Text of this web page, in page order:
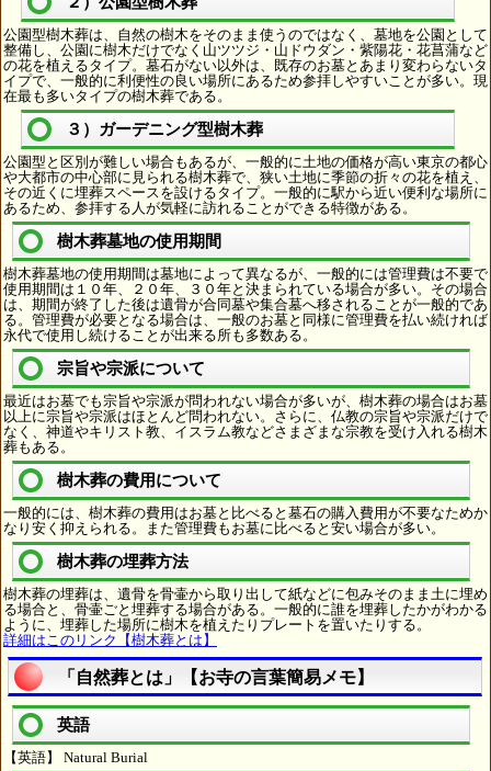
公園型樹木葬は、自然の樹木をそのまま使うのではなく、墓地を公園として
整備し、公園に樹木だけでなく山ツツジ・山ドウダン・紫陽花・花菖蒲など
の花を植えるタイプ。墓石がない以外は、既存のお墓とあまり変わらないタ
イプで、一般的に利便性の良い場所にあるため参拝しやすいことが多い。現
在最も多いタイプの樹木葬である。
３）ガーデニング型樹木葬
公園型と区別が難しい場合もあるが、一般的に土地の価格が高い東京の都心
や大都市の中心部に見られる樹木葬で、狭い土地に季節の折々の花を植え、
その近くに埋葬スペースを設けるタイプ。一般的に駅から近い便利な場所に
あるため、参拝する人が気軽に訪れることができる特徴がある。
樹木葬墓地の使用期間
樹木葬墓地の使用期間は墓地によって異なるが、一般的には管理費は不要で
使用期間は１０年、２０年、３０年と決まられている場合が多い。その場合
は、期間が終了した後は遺骨が合同墓や集合墓へ移されることが一般的であ
る。管理費が必要となる場合は、一般のお墓と同様に管理費を払い続ければ
永代で使用し続けることが出来る所も多数ある。
宗旨や宗派について
最近はお墓でも宗旨や宗派が問われない場合が多いが、樹木葬の場合はお墓
以上に宗旨や宗派はほとんど問われない。さらに、仏教の宗旨や宗派だけで
なく、神道やキリスト教、イスラム教などさまざまな宗教を受け入れる樹木
葬もある。
樹木葬の費用について
一般的には、樹木葬の費用はお墓と比べると墓石の購入費用が不要なためか
なり安く抑えられる。また管理費もお墓に比べると安い場合が多い。
樹木葬の埋葬方法
樹木葬の埋葬は、遺骨を骨壷から取り出して紙などに包みそのまま土に埋め
る場合と、骨壷ごと埋葬する場合がある。一般的に誰を埋葬したかがわかる
ように、埋葬した場所に樹木を植えたりプレートを置いたりする。
詳細はこのリンク【樹木葬とは】
「自然葬とは」【お寺の言葉簡易メモ】
英語
【英語】 Natural Burial